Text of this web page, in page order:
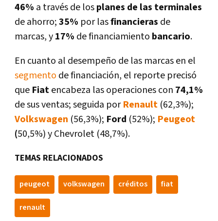
46% a través de losplanes de las terminales
de ahorro;35% por lasfinancieras de
marcas, y17% de financiamiento bancario.
En cuanto al desempeño de las marcas en el
segmento de financiación, el reporte precisó
que Fiatencabeza las operaciones con 74,1%
de sus ventas; seguida porRenault (62,3%);
Volkswagen (56,3%); Ford (52%); Peugeot
(50,5%) y Chevrolet (48,7%).
TEMAS RELACIONADOS
peugeot volkswagen créditos fiat
renault